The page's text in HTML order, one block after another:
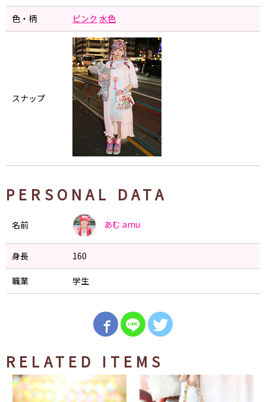
色・柄 ピンク 水色
スナップ
PERSONAL DATA
名前 あむ amu
身長 160
職業 学生
RELATED ITEMS